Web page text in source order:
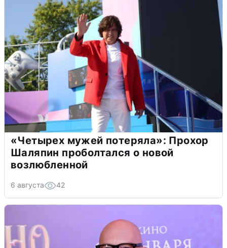
«Четырех мужей потеряла»: Прохор
Шаляпин проболтался о новой
возлюбленной
6 августа 42